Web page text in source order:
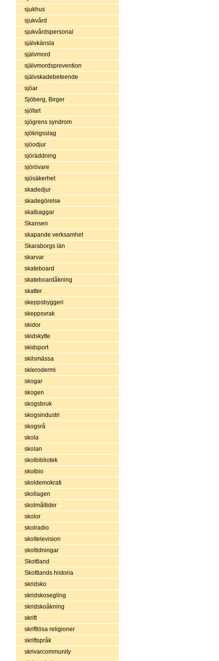
sjukhus
sjukvård
sjukvårdspersonal
självkänsla
självmord
självmordsprevention
självskadebeteende
sjöar
Sjöberg, Birger
sjöfart
sjögrens syndrom
sjökrigsslag
sjöodjur
sjöräddning
sjörövare
sjösäkerhet
skadedjur
skadegörelse
skalbaggar
Skansen
skapande verksamhet
Skaraborgs län
skarvar
skateboard
skateboardåkning
skatter
skeppsbyggeri
skeppsvrak
skidor
skidskytte
skidsport
skilsmässa
sklerodermi
skogar
skogen
skogsbruk
skogsindustri
skogsrå
skola
skolan
skolbibliotek
skolbio
skoldemokrati
skollagen
skolmåltider
skolor
skolradio
skoltelevision
skoltidningar
Skottland
Skottlands historia
skridsko
skridskosegling
skridskoåkning
skrift
skriftlösa religioner
skriftspråk
skrivarcommunity